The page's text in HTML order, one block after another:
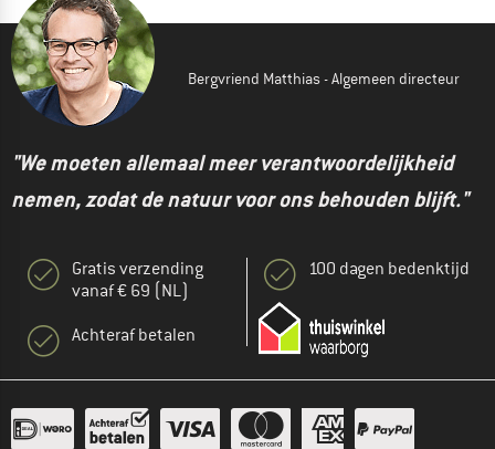
Bergvriend Matthias - Algemeen directeur
"We moeten allemaal meer verantwoordelijkheid
nemen, zodat de natuur voor ons behouden blijft."
Gratis verzending
vanaf € 69 (NL)
Achteraf betalen
100 dagen bedenktijd